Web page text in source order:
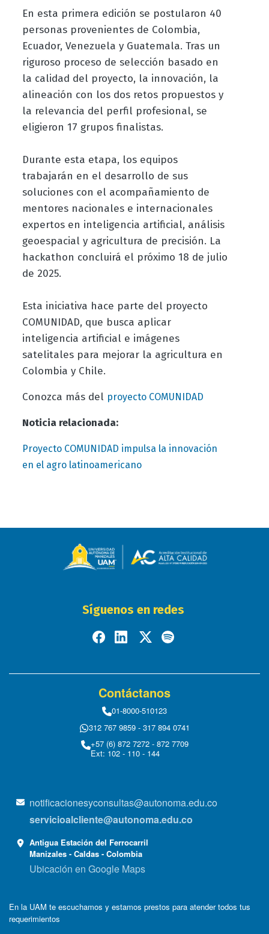
En esta primera edición se postularon 40
personas provenientes de Colombia,
Ecuador, Venezuela y Guatemala. Tras un
riguroso proceso de selección basado en
la calidad del proyecto, la innovación, la
alineación con los dos retos propuestos y
la relevancia del perfil profesional, se
eligieron 17 grupos finalistas.
Durante esta etapa, los equipos
trabajarán en el desarrollo de sus
soluciones con el acompañamiento de
mentores nacionales e internacionales
expertos en inteligencia artificial, análisis
geoespacial y agricultura de precisión. La
hackathon concluirá el próximo 18 de julio
de 2025.
Esta iniciativa hace parte del proyecto
COMUNIDAD, que busca aplicar
inteligencia artificial e imágenes
satelitales para mejorar la agricultura en
Colombia y Chile.
Conozca más del proyecto COMUNIDAD
Noticia relacionada:
Proyecto COMUNIDAD impulsa la innovación
en el agro latinoamericano
Síguenos en redes
Contáctanos
01-8000-510123
312 767 9859 - 317 894 0741
+57 (6) 872 7272 - 872 7709
Ext: 102 - 110 - 144
notificacionesyconsultas@autonoma.edu.co
servicioalcliente@autonoma.edu.co
Antigua Estación del Ferrocarril
Manizales - Caldas - Colombia
Ubicación en Google Maps
En la UAM te escuchamos y estamos prestos para atender todos tus
requerimientos